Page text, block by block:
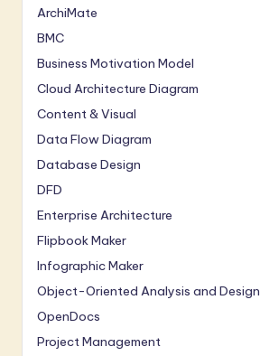
ArchiMate
BMC
Business Motivation Model
Cloud Architecture Diagram
Content & Visual
Data Flow Diagram
Database Design
DFD
Enterprise Architecture
Flipbook Maker
Infographic Maker
Object-Oriented Analysis and Design
OpenDocs
Project Management